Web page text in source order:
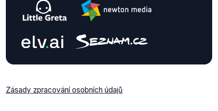
Zásady zpracování osobních údajů